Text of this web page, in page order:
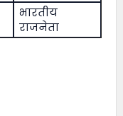
भारतीय
राजनेता